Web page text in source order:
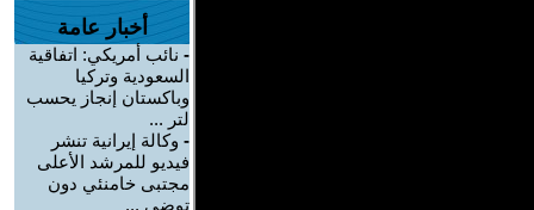
أخبار عامة
- نائب أمريكي: اتفاقية
السعودية وتركيا
وباكستان إنجاز يحسب
لتر ...
- وكالة إيرانية تنشر
فيديو للمرشد الأعلى
مجتبى خامنئي دون
توضي ...